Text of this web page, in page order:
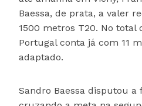
Baessa, de prata, a valer
1500 metros T20. No total
Portugal conta já com 11
adaptado.
Sandro Baessa disputou a